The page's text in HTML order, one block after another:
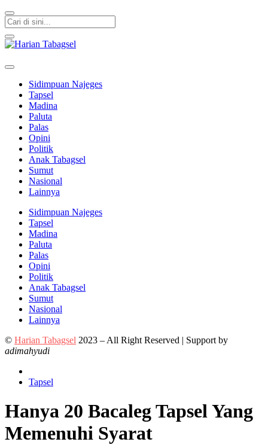
Sidimpuan Najeges
Tapsel
Madina
Paluta
Palas
Opini
Politik
Anak Tabagsel
Sumut
Nasional
Lainnya
Sidimpuan Najeges
Tapsel
Madina
Paluta
Palas
Opini
Politik
Anak Tabagsel
Sumut
Nasional
Lainnya
© Harian Tabagsel 2023 – All Right Reserved | Support by
adimahyudi
Tapsel
Hanya 20 Bacaleg Tapsel Yang
Memenuhi Syarat